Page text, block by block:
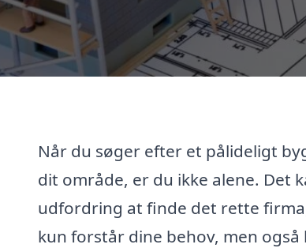
Når du søger efter et pålideligt
dit område, er du ikke alene. Det
udfordring at finde det rette
kun forstår dine behov, men også